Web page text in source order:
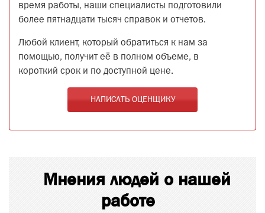
время работы, наши специалисты подготовили
более пятнадцати тысяч справок и отчетов.
Любой клиент, который обратиться к нам за
помощью, получит её в полном объеме, в
короткий срок и по доступной цене.
НАПИСАТЬ ОЦЕНЩИКУ
Мнения людей о нашей
работе